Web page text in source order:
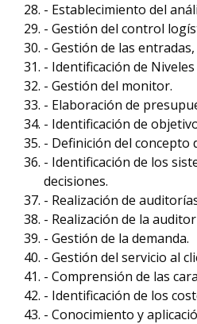
- Establecimiento del
- Gestión del control
- Gestión de las
- Identificación de
- Gestión del monitor.
- Elaboración de
- Identificación de
- Definición del concepto
- Identificación de los
decisiones.
- Realización de
- Realización de la
- Gestión de la demanda.
- Gestión del servicio al
- Comprensión de las
- Identificación de los
- Conocimiento y